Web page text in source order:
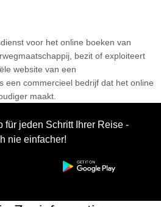
voor het online boeken van
bezit of exploiteert
website van een
een commercieel bedrijf dat het online
maakt.
für jeden Schritt Ihrer Reise -
nie einfacher!